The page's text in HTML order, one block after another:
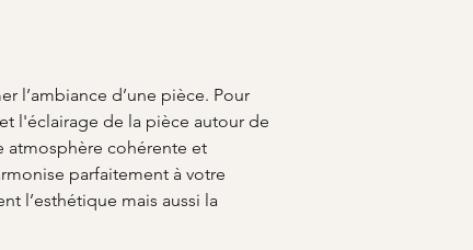
l’ambiance d’une pièce. Pour
l'éclairage de la pièce autour de
atmosphère cohérente et
parfaitement à votre
l’esthétique mais aussi la